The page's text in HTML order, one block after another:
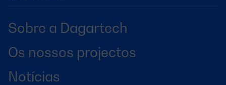
Sobre a Dagartech
Os nossos projectos
Notícias